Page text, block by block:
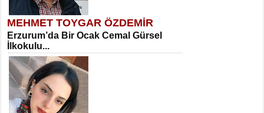
MEHMET TOYGAR ÖZDEMİR
Erzurum’da Bir Ocak Cemal Gürsel
İlkokulu...